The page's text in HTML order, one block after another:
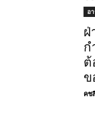
อ
ฝ่
ก
ต้
ข
คช